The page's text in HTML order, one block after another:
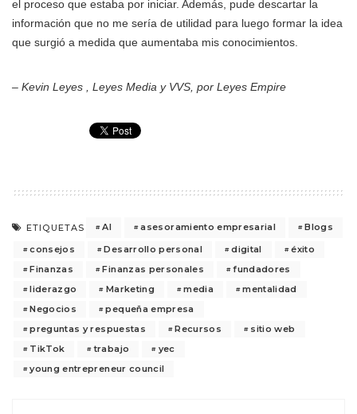
el proceso que estaba por iniciar. Además, pude descartar la
información que no me sería de utilidad para luego formar la idea
que surgió a medida que aumentaba mis conocimientos.
– Kevin Leyes , Leyes Media y VVS, por Leyes Empire
ETIQUETAS AI asesoramiento empresarial
Blogs
consejos
Desarrollo personal digital
éxito
Finanzas
Finanzas personales
fundadores
liderazgo
Marketing media
mentalidad
Negocios
pequeña empresa
preguntas y respuestas
Recursos
sitio web
TikTok
trabajo
yec
young entrepreneur council